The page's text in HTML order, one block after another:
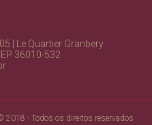
| Le Quartier Granbery
36010-532
- Todos os direitos reservados